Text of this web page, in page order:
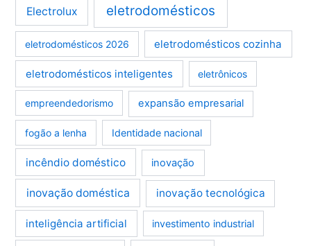
Electrolux eletrodomésticos
eletrodomésticos 2026 eletrodomésticos cozinha
eletrodomésticos inteligentes eletrônicos
empreendedorismo expansão empresarial
fogão a lenha Identidade nacional
incêndio doméstico inovação
inovação doméstica inovação tecnológica
inteligência artificial investimento industrial